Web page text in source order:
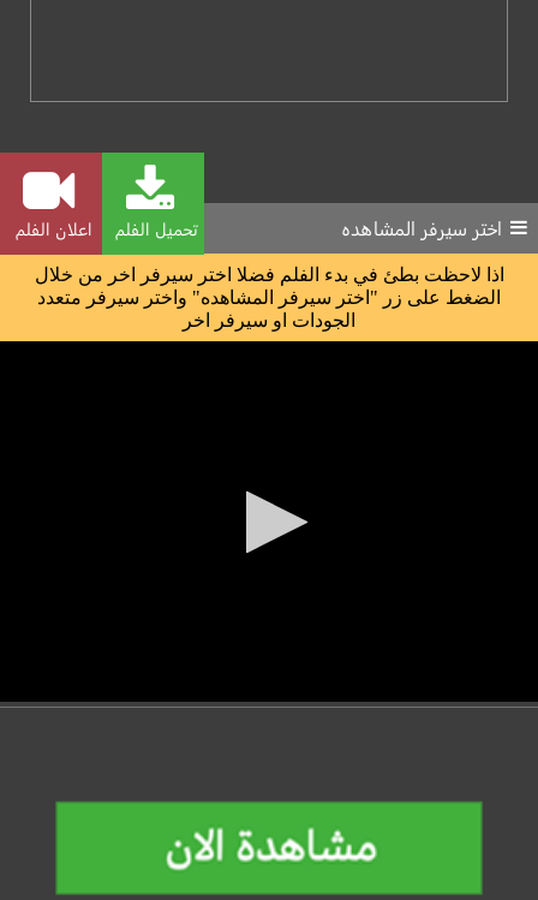
تحميل الفلم اعلان الفلم اختر سيرفر المشاهده
اذا لاحظت بطئ في بدء الفلم فضلا اختر سيرفر اخر من خلال
الضغط على زر "اختر سيرفر المشاهده" واختر سيرفر متعدد
الجودات او سيرفر اخر